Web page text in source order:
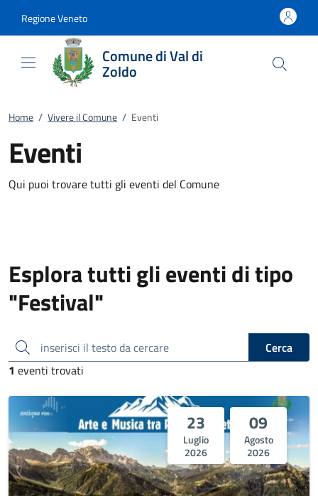
Regione Veneto
Comune di Val di
Zoldo
Home / Vivere il Comune / Eventi
Eventi
Qui puoi trovare tutti gli eventi del Comune
Esplora tutti gli eventi di tipo
"Festival"
inserisci il testo da cercare
Cerca
1 eventi trovati
23
Luglio
2026
09
Agosto
2026